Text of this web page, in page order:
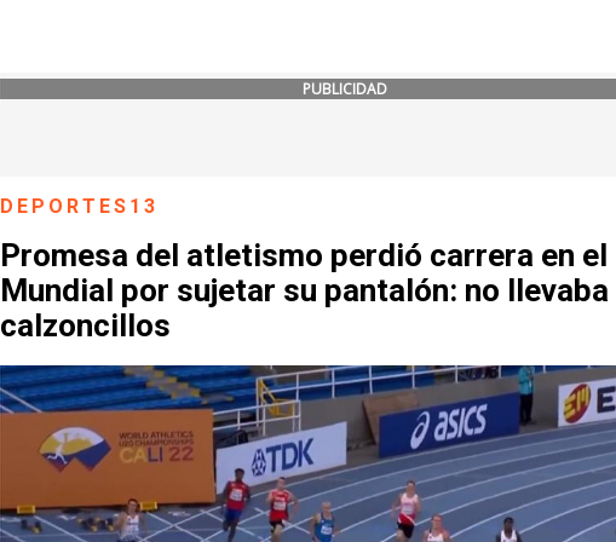
PUBLICIDAD
DEPORTES13
Promesa del atletismo perdió carrera en el
Mundial por sujetar su pantalón: no llevaba
calzoncillos